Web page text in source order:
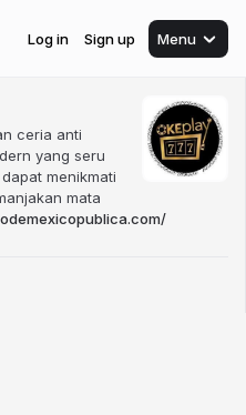
Log in Sign up Menu
ceria anti
yang seru
menikmati
mata